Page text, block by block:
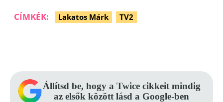
CÍMKÉK: Lakatos Márk TV2
Állítsd be, hogy a Twice cikkeit mindig
az elsők között lásd a Google-ben